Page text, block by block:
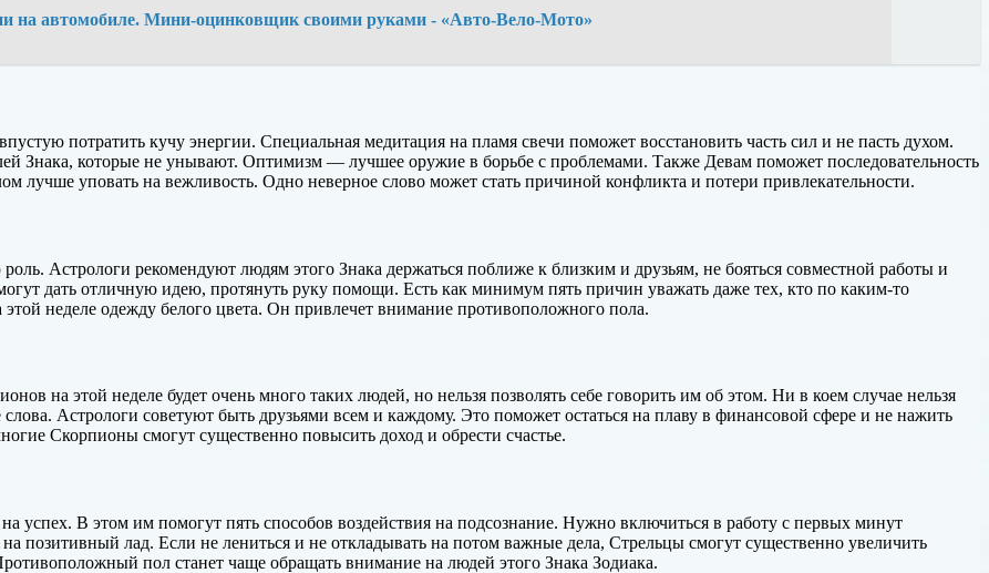
на автомобиле. Мини-оцинковщик своими руками - «Авто-Вело-Мото»
потратить кучу энергии. Специальная медитация на пламя свечи поможет восстановить часть сил и не пасть духом.
Знака, которые не унывают. Оптимизм — лучшее оружие в борьбе с проблемами. Также Девам поможет последовательность
уповать на вежливость. Одно неверное слово может стать причиной конфликта и потери привлекательности.
Астрологи рекомендуют людям этого Знака держаться поближе к близким и друзьям, не бояться совместной работы и
дать отличную идею, протянуть руку помощи. Есть как минимум пять причин уважать даже тех, кто по каким-то
неделе одежду белого цвета. Он привлечет внимание противоположного пола.
на этой неделе будет очень много таких людей, но нельзя позволять себе говорить им об этом. Ни в коем случае нельзя
Астрологи советуют быть друзьями всем и каждому. Это поможет остаться на плаву в финансовой сфере и не нажить
Скорпионы смогут существенно повысить доход и обрести счастье.
успех. В этом им помогут пять способов воздействия на подсознание. Нужно включиться в работу с первых минут
позитивный лад. Если не лениться и не откладывать на потом важные дела, Стрельцы смогут существенно увеличить
пол станет чаще обращать внимание на людей этого Знака Зодиака.